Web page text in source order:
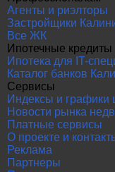
Агенты и риэлторы
Застройщики
Все ЖК
Ипотечные кредиты
Ипотека для IT-
Каталог банков
Сервисы
Индексы и графики
Новости рынка
Платные сервисы
О проекте и
Реклама
Партнеры